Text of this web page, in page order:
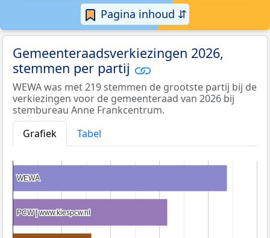
Pagina inhoud ⇵
Gemeenteraadsverkiezingen 2026,
stemmen per partij
WEWA was met 219 stemmen de grootste partij bij de
verkiezingen voor de gemeenteraad van 2026 bij
stembureau Anne Frankcentrum.
Grafiek
Tabel
WEWA
WEWA
PCW | www.kiespcw.nl
PCW | www.kiespcw.nl